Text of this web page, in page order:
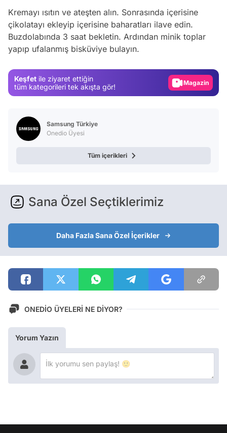
Kremayı ısıtın ve ateşten alın. Sonrasında içerisine
çikolatayı ekleyip içerisine baharatları ilave edin.
Buzdolabında 3 saat bekletin. Ardından minik toplar
yapıp ufalanmış bisküviye bulayın.
Keşfet ile ziyaret ettiğin
tüm kategorileri tek akışta gör!
Magazin
Samsung Türkiye
Onedio Üyesi
Tüm içerikleri
Sana Özel Seçtiklerimiz
Daha Fazla Sana Özel İçerikler
ONEDİO ÜYELERİ NE DİYOR?
Yorum Yazın